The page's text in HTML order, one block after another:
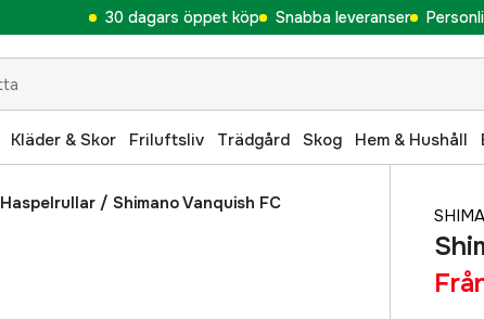
30 dagars öppet köp Snabba leveranser
Kläder & Skor Friluftsliv Trädgård Skog Hem & Hushåll
Haspelrullar / Shimano Vanquish FC